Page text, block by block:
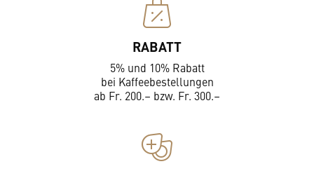
RABATT
5% und 10% Rabatt
bei Kaffeebestellungen
ab Fr. 200.– bzw. Fr. 300.–